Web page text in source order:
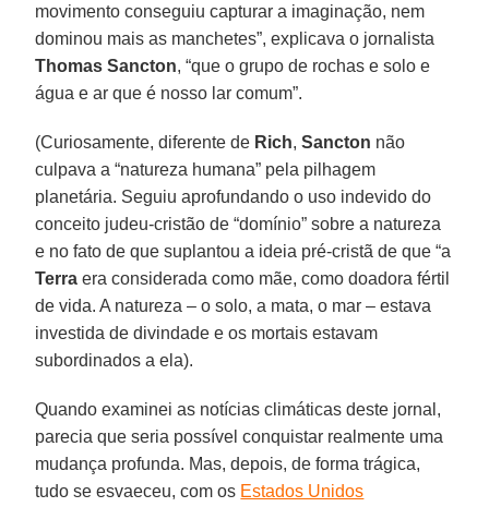
movimento conseguiu capturar a imaginação, nem
dominou mais as manchetes”, explicava o jornalista
Thomas Sancton, “que o grupo de rochas e solo e
água e ar que é nosso lar comum”.
(Curiosamente, diferente de Rich,Sancton não
culpava a “natureza humana” pela pilhagem
planetária. Seguiu aprofundando o uso indevido do
conceito judeu-cristão de “domínio” sobre a natureza
e no fato de que suplantou a ideia pré-cristã de que “a
Terra era considerada como mãe, como doadora fértil
de vida. A natureza – o solo, a mata, o mar – estava
investida de divindade e os mortais estavam
subordinados a ela).
Quando examinei as notícias climáticas deste jornal,
parecia que seria possível conquistar realmente uma
mudança profunda. Mas, depois, de forma trágica,
tudo se esvaeceu, com os Estados Unidos